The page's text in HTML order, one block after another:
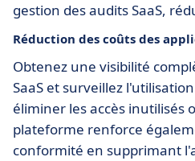
gestion des audits SaaS,
Réduction des coûts des
Obtenez une visibilité
SaaS et surveillez
éliminer les accès inutilisés
plateforme renforce
conformité en supprimant